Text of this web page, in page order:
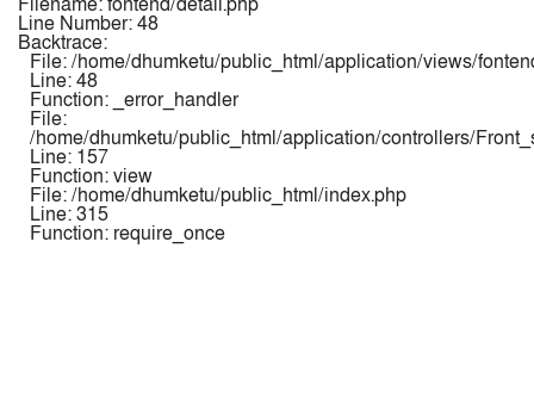
Line Number: 48
Backtrace:
File: /home/dhumketu/public_html/application/views/
Line: 48
Function: _error_handler
File:
/home/dhumketu/public_html/application/controllers/
Line: 157
Function: view
File: /home/dhumketu/public_html/index.php
Line: 315
Function: require_once